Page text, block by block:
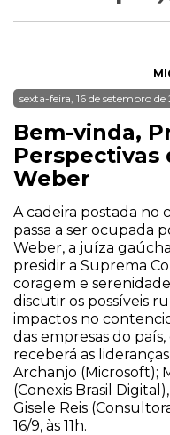
sexta-feira, 16 de setembro de
Bem-vinda,
Perspectivas
Weber
A cadeira postada no
passa a ser ocupada
Weber, a juíza
presidir a Suprema
coragem e
discutir os possíveis
impactos no
das empresas do
receberá as
Archanjo (Microsoft);
(Conexis Brasil
Gisele Reis
16/9, às 11h.